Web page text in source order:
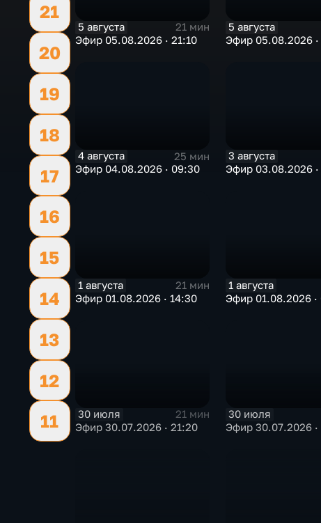
21
20
19
18
17
16
15
14
13
12
11
5 августа
21 мин
Эфир 05.08.2026 · 21:10
5 августа
Эфир 05.08.2026 ·
4 августа
25 мин
Эфир 04.08.2026 · 09:30
3 августа
Эфир 03.08.2026 ·
1 августа
21 мин
Эфир 01.08.2026 · 14:30
1 августа
Эфир 01.08.2026 ·
30 июля
21 мин
Эфир 30.07.2026 · 21:20
30 июля
Эфир 30.07.2026 ·